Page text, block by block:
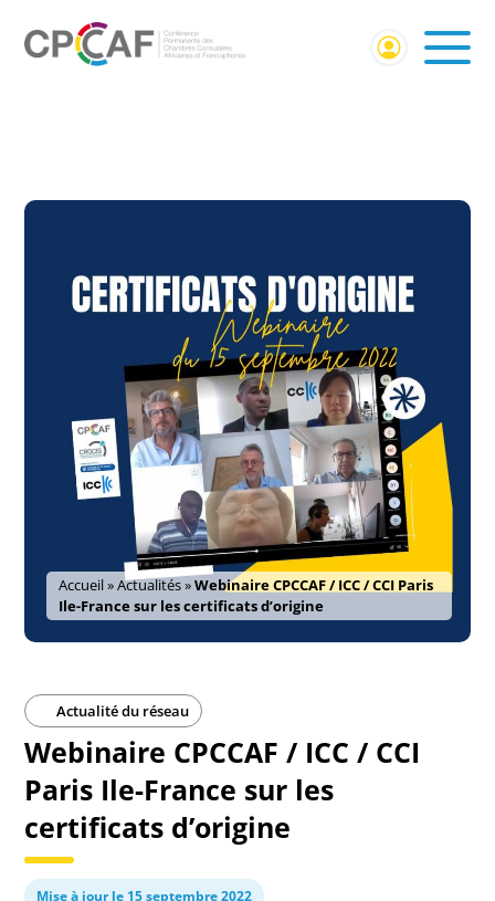
Accueil»Actualités»Webinaire CPCCAF / ICC / CCI Paris
Ile-France sur les certificats d’origine
Actualité du réseau
Webinaire CPCCAF / ICC / CCI
Paris Ile-France sur les
certificats d’origine
Mise à jour le 15 septembre 2022